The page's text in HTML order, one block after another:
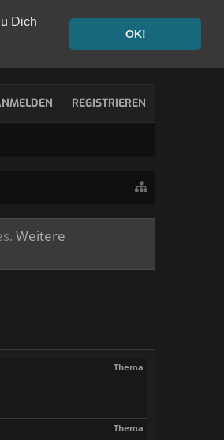
Dich
OK!
REGISTRIEREN
Weitere
Thema
Thema